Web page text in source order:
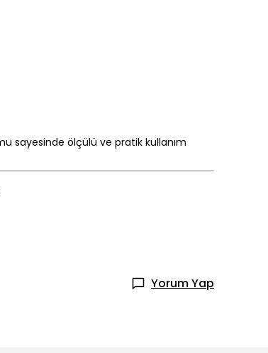
sayesinde ölçülü ve pratik kullanım
Yorum Yap